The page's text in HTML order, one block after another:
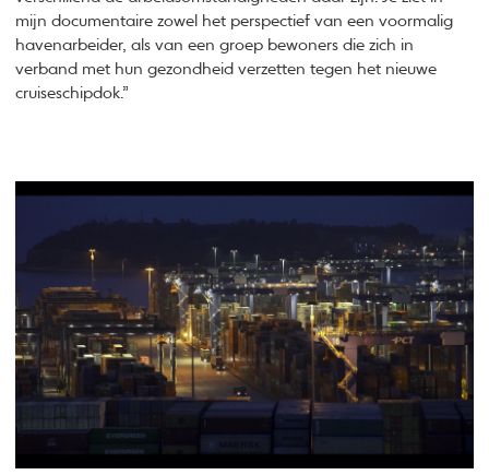
mijn documentaire zowel het perspectief van een voormalig
havenarbeider, als van een groep bewoners die zich in
verband met hun gezondheid verzetten tegen het nieuwe
cruiseschipdok.”